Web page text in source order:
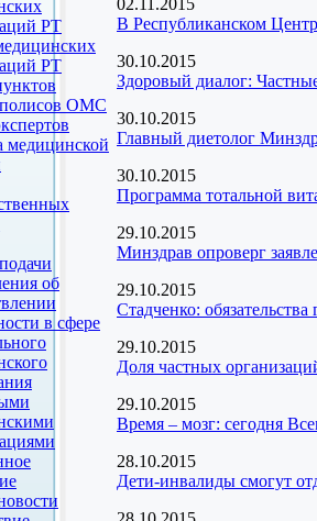
РТ
РТ
ОМС
медицинской
об
в сфере
02.11.2015
В Республиканском
30.10.2015
Здоровый диалог:
30.10.2015
Главный диетолог
30.10.2015
Программа тотальной
29.10.2015
Минздрав опроверг
29.10.2015
Стадченко:
29.10.2015
Доля частных
29.10.2015
Время – мозг: сегодня
28.10.2015
Дети-инвалиды смогут